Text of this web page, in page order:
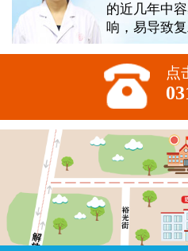
的近几年中
响，易导致
点